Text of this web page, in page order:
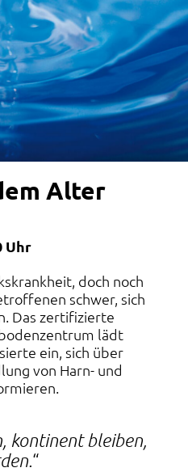
Alter
Uhr
doch noch
schwer, sich
Das zertifizierte
lädt
ein, sich über
von Harn- und
kontinent bleiben,